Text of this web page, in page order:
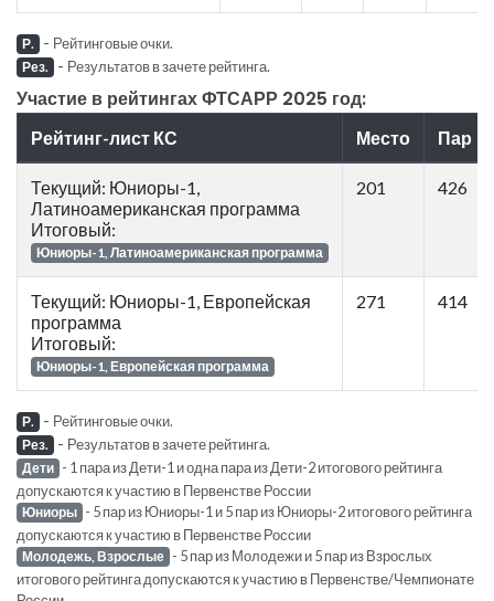
Р. - Рейтинговые очки.
Рез. - Результатов в зачете рейтинга.
Участие в рейтингах ФТСАРР 2025 год:
Рейтинг-лист КС Место Пар
Текущий: Юниоры-1,
Латиноамериканская программа
Итоговый:
Юниоры-1, Латиноамериканская программа
201 426
Текущий: Юниоры-1, Европейская
программа
Итоговый:
Юниоры-1, Европейская программа
271 414
Р. - Рейтинговые очки.
Рез. - Результатов в зачете рейтинга.
Дети - 1 пара из Дети-1 и одна пара из Дети-2 итогового рейтинга
допускаются к участию в Первенстве России
Юниоры - 5 пар из Юниоры-1 и 5 пар из Юниоры-2 итогового рейтинга
допускаются к участию в Первенстве России
Молодежь, Взрослые - 5 пар из Молодежи и 5 пар из Взрослых
итогового рейтинга допускаются к участию в Первенстве/Чемпионате